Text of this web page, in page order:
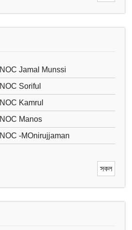
NOC Jamal Munssi
NOC Soriful
NOC Kamrul
NOC Manos
NOC -MOnirujjaman
সকল